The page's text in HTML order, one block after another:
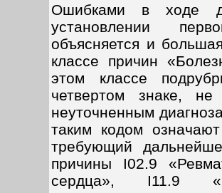
Ошибками в ходе
установлении
объясняется и
классе причин
этом классе
четвертом знаке,
неуточненным
таким кодом
требующий
причины I02.9
сердца», I11.9